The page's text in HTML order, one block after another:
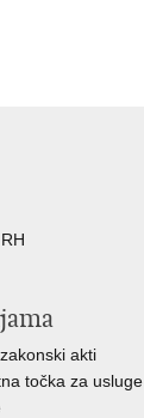
akti
točka za usluge